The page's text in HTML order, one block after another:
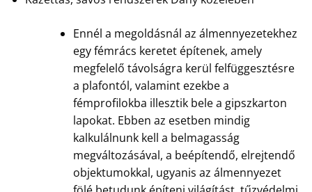
Ennél a megoldásnál az álmennyezetekhez
egy fémrács keretet építenek, amely
megfelelő távolságra kerül felfüggesztésre
a plafontól, valamint ezekbe a
fémprofilokba illesztik bele a gipszkarton
lapokat. Ebben az esetben mindig
kalkulálnunk kell a belmagasság
megváltozásával, a beépítendő, elrejtendő
objektumokkal, ugyanis az álmennyezet